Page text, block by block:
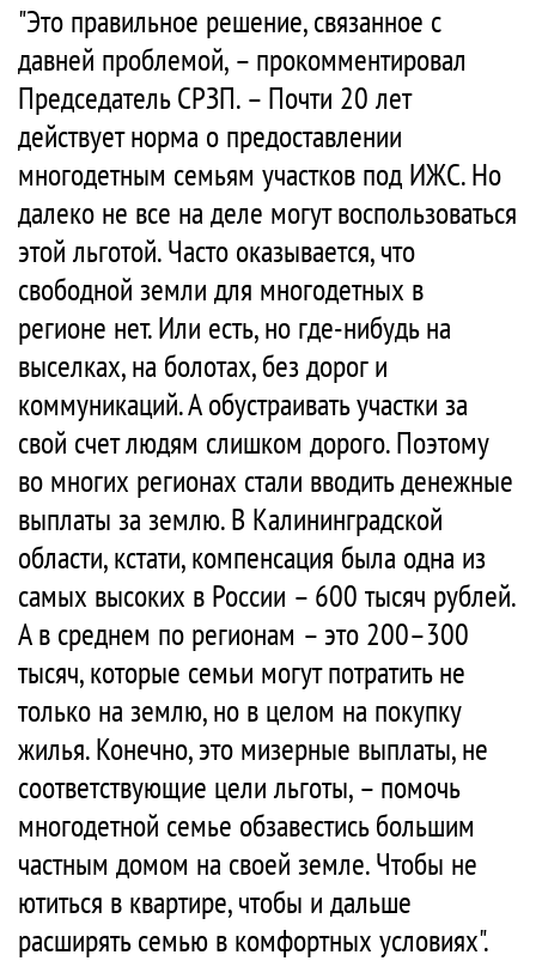
"Это правильное решение, связанное с
давней проблемой, – прокомментировал
Председатель СРЗП. – Почти 20 лет
действует норма о предоставлении
многодетным семьям участков под ИЖС. Но
далеко не все на деле могут воспользоваться
этой льготой. Часто оказывается, что
свободной земли для многодетных в
регионе нет. Или есть, но где-нибудь на
выселках, на болотах, без дорог и
коммуникаций. А обустраивать участки за
свой счет людям слишком дорого. Поэтому
во многих регионах стали вводить денежные
выплаты за землю. В Калининградской
области, кстати, компенсация была одна из
самых высоких в России – 600 тысяч рублей.
А в среднем по регионам – это 200–300
тысяч, которые семьи могут потратить не
только на землю, но в целом на покупку
жилья. Конечно, это мизерные выплаты, не
соответствующие цели льготы, – помочь
многодетной семье обзавестись большим
частным домом на своей земле. Чтобы не
ютиться в квартире, чтобы и дальше
расширять семью в комфортных условиях".